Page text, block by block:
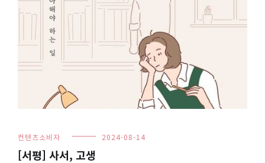
컨텐츠소비자 2024-08-14
[서평] 사서, 고생